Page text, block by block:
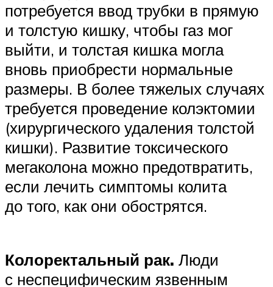
потребуется ввод трубки в прямую
и толстую кишку, чтобы газ мог
выйти, и толстая кишка могла
вновь приобрести нормальные
размеры. В более тяжелых случаях
требуется проведение колэктомии
(хирургического удаления толстой
кишки). Развитие токсического
мегаколона можно предотвратить,
если лечить симптомы колита
до того, как они обострятся.
Колоректальный рак. Люди
с неспецифическим язвенным